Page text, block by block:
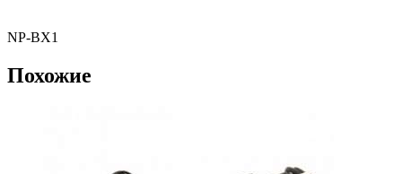
NP-BX1
Похожие